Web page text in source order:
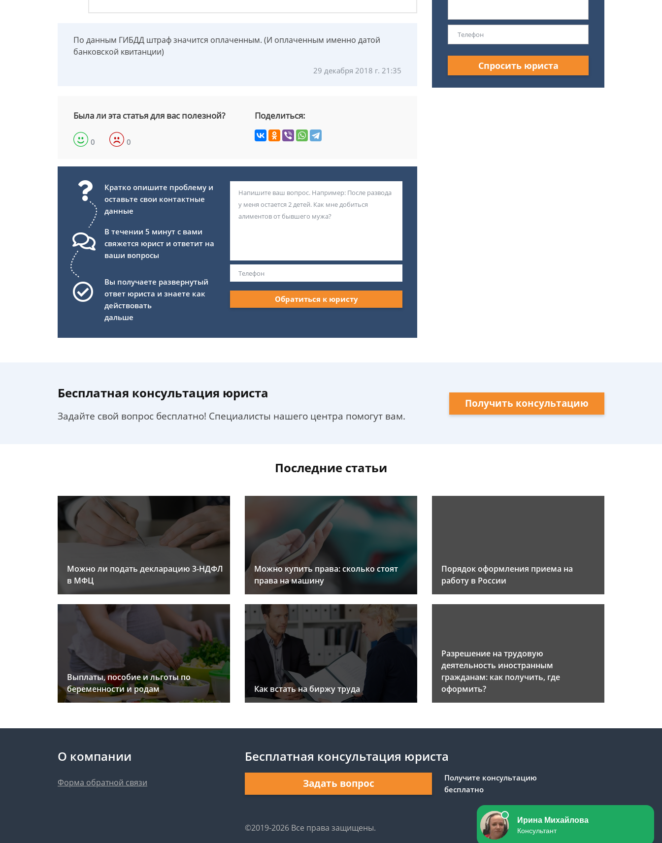
По данным ГИБДД штраф значится оплаченным. (И оплаченным именно датой
банковской квитанции)
29 декабря 2018 г. 21:35
Была ли эта статья для вас полезной?
0 0
Поделиться:
Кратко опишите проблему и
оставьте свои контактные
данные
В течении 5 минут с вами
свяжется юрист и ответит на
ваши вопросы
Вы получаете развернутый
ответ юриста и знаете как
действовать
дальше
Обратиться к юристу
Спросить юриста
Бесплатная консультация юриста
Задайте свой вопрос бесплатно! Специалисты нашего центра помогут вам.
Получить консультацию
Последние статьи
Можно ли подать декларацию 3-НДФЛ
в МФЦ
Можно купить права: сколько стоят
права на машину
Порядок оформления приема на
работу в России
Выплаты, пособие и льготы по
беременности и родам
Как встать на биржу труда
Разрешение на трудовую
деятельность иностранным
гражданам: как получить, где
оформить?
О компании
Форма обратной связи
Бесплатная консультация юриста
Задать вопрос
Получите консультацию
бесплатно
©2019-2026 Все права защищены.